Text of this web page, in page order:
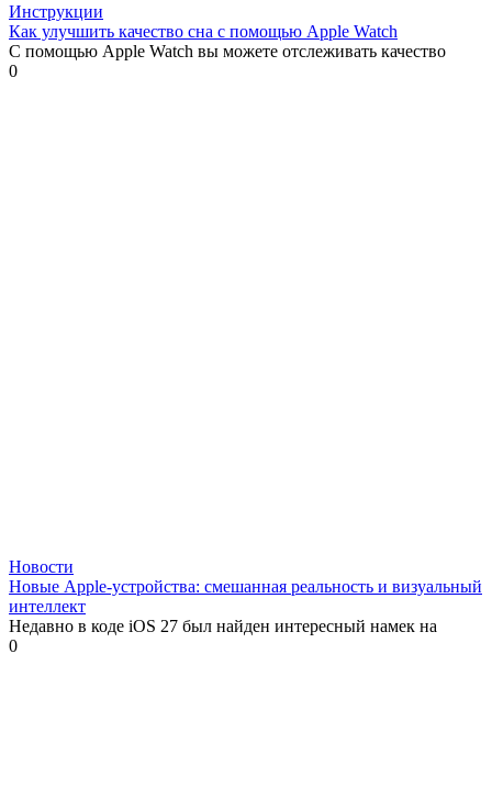
Инструкции
Как улучшить качество сна с помощью Apple Watch
С помощью Apple Watch вы можете отслеживать качество
0
Новости
Новые Apple-устройства: смешанная реальность и визуальный
интеллект
Недавно в коде iOS 27 был найден интересный намек на
0